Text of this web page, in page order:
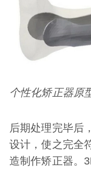
个性化矫正器原
后期处理完毕后
设计，使之完全
造制作矫正器。